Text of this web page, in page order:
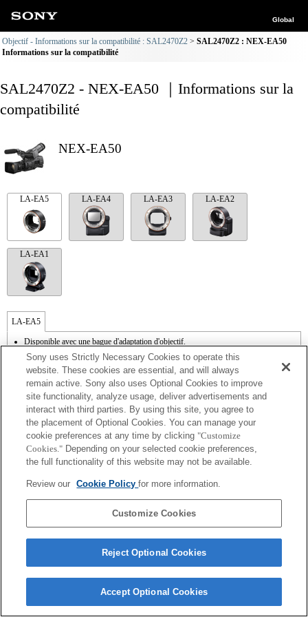
Global
Objectif - Informations sur la compatibilité : SAL2470Z2
SAL2470Z2 : NEX-EA50
Informations sur la compatibilité
SAL2470Z2 - NEX-EA50 ｜Informations sur la
compatibilité
NEX-EA50
LA-EA5 LA-EA4 LA-EA3 LA-EA2
LA-EA1
LA-EA5
Disponible avec une bague d'adaptation d'objectif.
Le mode SteadyShot n'est pas pris en charge.
La zone de mise au point ne peut pas être sélectionnée de manière arbitraire.
La fonction de mise au point automatique [AF-S (AF simple)] peut être utilisée.
(orig. : La fonction de mise au point automatique [AF-S (AF simple)] peut être
utilisée.* En cas d'installation d'un objectif à monture A, la mise au point automatique
s'avère plus lente qu'avec un objectif à monture E. Comptez entre 2 et 7 secondes
pour effectuer cette opération (sur base de l'étalon de mesure appliqué par Sony). La
durée peut varier en fonction du sujet photographié et de la luminosité de
l'environnement de prise de vue.* La mise au point automatique ne fonctionne pas
lors de l'enregistrement de films.
Les bruits émis par l'objectif, notamment lorsqu'il effectue un zoom ou une mise au
Modifier le diaphragme pendant l'enregistrement peut générer du bruit ou rendre
Terms of Use Contact Us
Sony uses Strictly Necessary Cookies to operate this
website. These cookies are essential, and will always
remain active. Sony also uses Optional Cookies to improve
site functionality, analyze usage, deliver advertisements and
interact with third parties. By using this site, you agree to
the placement of Optional Cookies. You can manage your
cookie preferences at any time by clicking "Customize
Cookies." Depending on your selected cookie preferences,
the full functionality of this website may not be available.
Review our Cookie Policyfor more information.
Customize Cookies
Reject Optional Cookies
Accept Optional Cookies